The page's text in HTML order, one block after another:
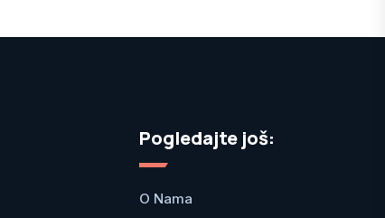
Pogledajte još:
O Nama